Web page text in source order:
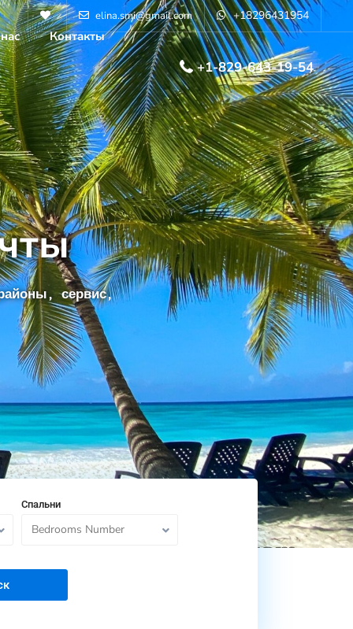
elina.smi@gmail.com +18296431954
+1-829-643-19-54
Контакты
сервис,
Спальни
Bedrooms Number